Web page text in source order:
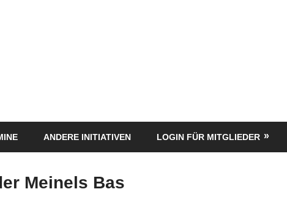
ANDERE INITIATIVEN LOGIN FÜR MITGLIEDER
Meinels Bas